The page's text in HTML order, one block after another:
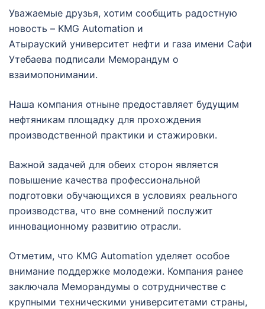
Уважаемые друзья, хотим сообщить радостную
новость – KMG Automation и
Атырауский университет нефти и газа имени Сафи
Утебаева подписали Меморандум о
взаимопонимании.
Наша компания отныне предоставляет будущим
нефтяникам площадку для прохождения
производственной практики и стажировки.
Важной задачей для обеих сторон является
повышение качества профессиональной
подготовки обучающихся в условиях реального
производства, что вне сомнений послужит
инновационному развитию отрасли.
Отметим, что KMG Automation уделяет особое
внимание поддержке молодежи. Компания ранее
заключала Меморандумы о сотрудничестве с
крупными техническими университетами страны,